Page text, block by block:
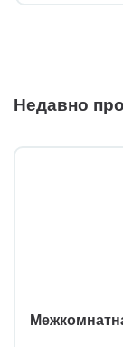
Недавно